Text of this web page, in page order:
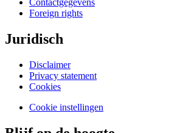
Contactgegevens
Foreign rights
Juridisch
Disclaimer
Privacy statement
Cookies
Cookie instellingen